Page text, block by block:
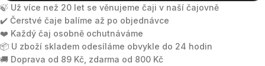
🍃 Už více než 20 let se věnujeme čaji v naší čajovně
✔️ Čerstvé čaje balíme až po objednávce
❤️ Každý čaj osobně ochutnáváme
📦 U zboží skladem odesíláme obvykle do 24 hodin
🚚 Doprava od 89 Kč, zdarma od 800 Kč